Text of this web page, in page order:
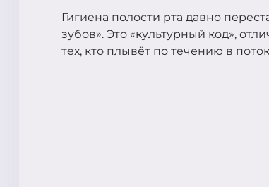
Гигиена полости рта давно
зубов». Это «культурный код»,
тех, кто плывёт по течению в